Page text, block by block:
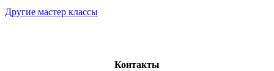
Другие мастер классы
Контакты